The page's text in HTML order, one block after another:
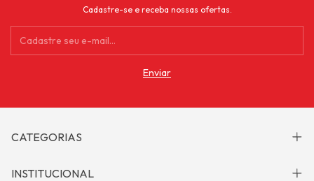
Cadastre-se e receba nossas ofertas.
CATEGORIAS
INSTITUCIONAL